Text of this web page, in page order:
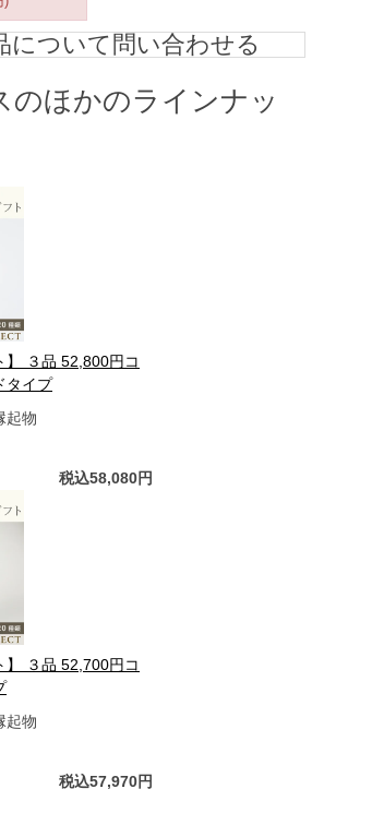
について問い合わせる
のほかのラインナッ
】 ３品 52,800円コ
タイプ
起物
税込58,080円
】 ３品 52,700円コ
起物
税込57,970円